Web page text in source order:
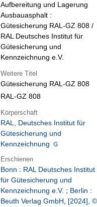
Aufbereitung und Lagerung
Ausbauasphalt :
Gütesicherung RAL-GZ 808 /
RAL Deutsches Institut für
Gütesicherung und
Kennzeichnung e.V.
Weitere Titel
Gütesicherung RAL-GZ 808
RAL-GZ 808
Körperschaft
RAL, Deutsches Institut für
Gütesicherung und
Kennzeichnung
Erschienen
Bonn : RAL Deutsches Institut
für Gütesicherung und
Kennzeichnung e.V. ; Berlin :
Beuth Verlag GmbH, [2024], ©